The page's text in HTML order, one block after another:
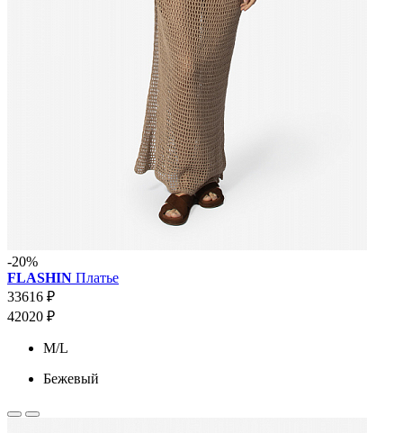
-20%
FLASHIN Платье
33616 ₽
42020 ₽
M/L
Бежевый